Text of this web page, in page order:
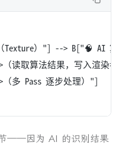
）"] --> B["🧠 AI
（读取算法结果，写入渲染参
多 Pass 逐步处理）"]
节——因为 AI 的识别结果